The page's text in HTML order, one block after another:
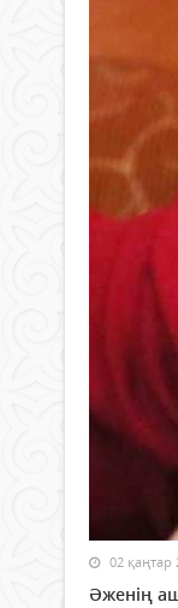
02 қаңтар
Әженің